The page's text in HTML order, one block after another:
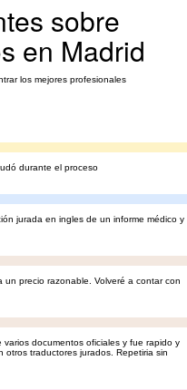
sobre
en Madrid
los mejores profesionales
durante el proceso
jurada en ingles de un informe médico y
precio razonable. Volveré a contar con
documentos oficiales y fue rapido y
traductores jurados. Repetiria sin